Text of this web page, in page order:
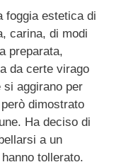
foggia estetica di
carina, di modi
preparata,
da certe virago
aggirano per
dimostrato
Ha deciso di
a un
tollerato.